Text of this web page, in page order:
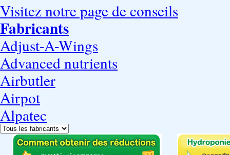
Visitez notre page de conseils
Fabricants
Adjust-A-Wings
Advanced nutrients
Airbutler
Airpot
Alpatec